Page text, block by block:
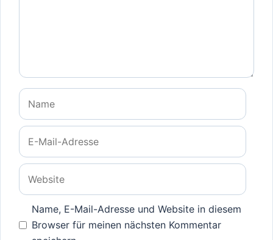
Name
E-
Mail-
Adresse
Website
Name, E-Mail-Adresse und Website in diesem
Browser für meinen nächsten Kommentar